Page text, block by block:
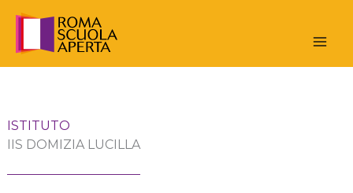
contenuto
ISTITUTO
IIS DOMIZIA LUCILLA